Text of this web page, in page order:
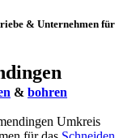
& Unternehmen für
& bohren
Umkreis